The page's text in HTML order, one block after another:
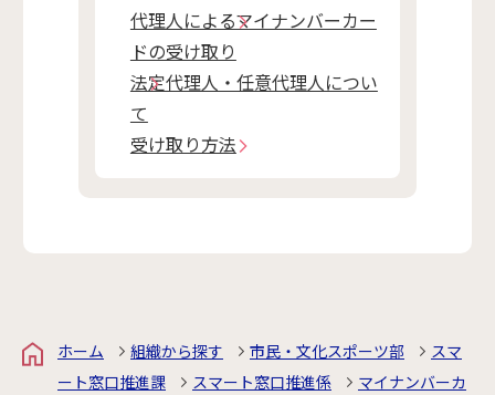
代理人によるマイナンバーカー
ドの受け取り
法定代理人・任意代理人につい
て
受け取り方法
ホーム 組織から探す 市民・文化スポーツ部
スマ
ート窓口推進課
スマート窓口推進係
マイナンバーカ